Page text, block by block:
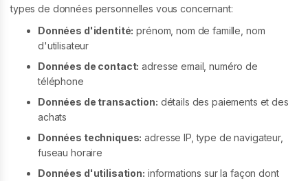
types de données personnelles vous concernant:
Données d'identité: prénom, nom de famille, nom
d'utilisateur
Données de contact: adresse email, numéro de
téléphone
Données de transaction: détails des paiements et des
achats
Données techniques: adresse IP, type de navigateur,
fuseau horaire
Données d'utilisation: informations sur la façon dont